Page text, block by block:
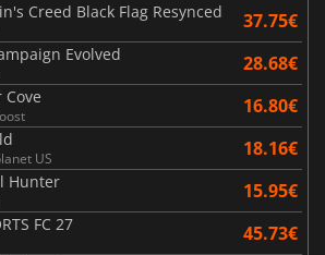
Creed Black Flag Resynced
37.75€
Evolved 28.68€
Cove 16.80€
US 18.16€
Hunter 15.95€
FC 27 45.73€